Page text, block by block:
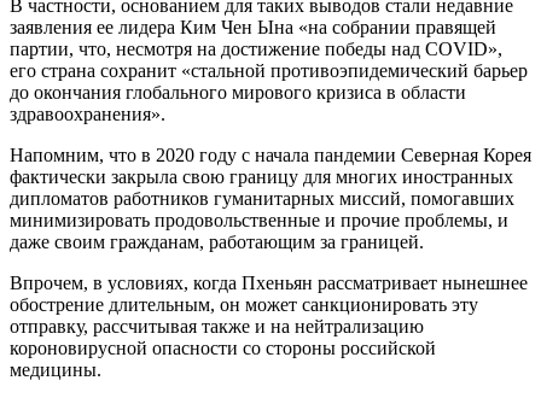
В частности, основанием для таких выводов стали недавние
заявления ее лидера Ким Чен Ына «на собрании правящей
партии, что, несмотря на достижение победы над COVID»,
его страна сохранит «стальной противоэпидемический барьер
до окончания глобального мирового кризиса в области
здравоохранения».
Напомним, что в 2020 году с начала пандемии Северная Корея
фактически закрыла свою границу для многих иностранных
дипломатов работников гуманитарных миссий, помогавших
минимизировать продовольственные и прочие проблемы, и
даже своим гражданам, работающим за границей.
Впрочем, в условиях, когда Пхеньян рассматривает нынешнее
обострение длительным, он может санкционировать эту
отправку, рассчитывая также и на нейтрализацию
короновирусной опасности со стороны российской
медицины.